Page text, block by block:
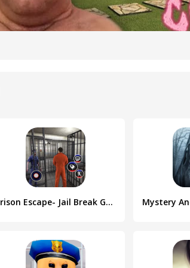
Prison Escape- Jail Break Game